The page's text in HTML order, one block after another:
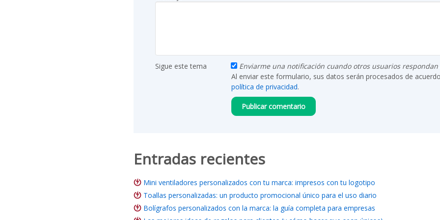
Sigue este tema
Enviarme una notificación cuando otros usuarios respondan
Al enviar este formulario, sus datos serán procesados de
política de privacidad.
Entradas recientes
Mini ventiladores personalizados con tu marca: impresos con tu logotipo
Toallas personalizadas: un producto promocional único para el uso diario
Bolígrafos personalizados con la marca: la guía completa para empresas